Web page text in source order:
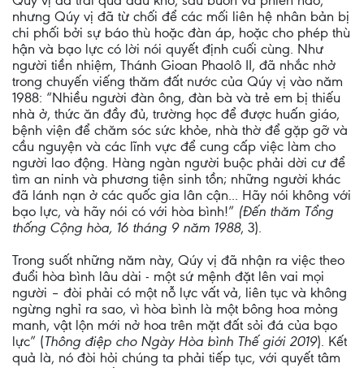
nhưng Qúy vị đã từ chối để các mối liên hệ nhân bản bị
chi phối bởi sự báo thù hoặc đàn áp, hoặc cho phép thù
hận và bạo lực có lời nói quyết định cuối cùng. Như
người tiền nhiệm, Thánh Gioan Phaolô II, đã nhắc nhở
trong chuyến viếng thăm đất nước của Qúy vị vào năm
1988: “Nhiều người đàn ông, đàn bà và trẻ em bị thiếu
nhà ở, thức ăn đầy đủ, trường học để được huấn giáo,
bệnh viện để chăm sóc sức khỏe, nhà thờ để gặp gỡ và
cầu nguyện và các lĩnh vực để cung cấp việc làm cho
người lao động. Hàng ngàn người buộc phải dời cư để
tìm an ninh và phương tiện sinh tồn; những người khác
đã lánh nạn ở các quốc gia lân cận... Hãy nói không với
bạo lực, và hãy nói có với hòa bình!” (Đến thăm Tổng
thống Cộng hòa, 16 tháng 9 năm 1988, 3).
Trong suốt những năm này, Qúy vị đã nhận ra việc theo
đuổi hòa bình lâu dài - một sứ mệnh đặt lên vai mọi
người – đòi phải có một nỗ lực vất vả, liên tục và không
ngừng nghỉ ra sao, vì hòa bình là một bông hoa mỏng
manh, vật lộn mới nở hoa trên mặt đất sỏi đá của bạo
lực” (Thông điệp cho Ngày Hòa bình Thế giới 2019). Kết
quả là, nó đòi hỏi chúng ta phải tiếp tục, với quyết tâm